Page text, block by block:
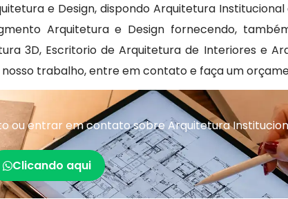
e Design, dispondo Arquitetura
Arquitetura e Design fornecendo,
3D, Escritorio de Arquitetura de Interiores e
trabalho, entre em contato e faça um
ou entrar em contato sobre Arquitetura
Clicando aqui